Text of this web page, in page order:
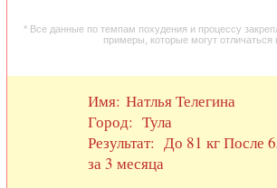
* Все данные по темпам похудения и процессу
примеры, которые могут
Имя: Натлья Телегина
Город: Тула
Результат: До 81 кг После
за 3 месяца